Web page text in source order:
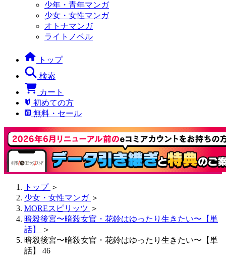
少年・青年マンガ
少女・女性マンガ
オトナマンガ
ライトノベル
トップ
検索
カート
初めての方
無料・セール
トップ ＞
少女・女性マンガ ＞
MOREスピリッツ ＞
暗殺後宮〜暗殺女官・花鈴はゆったり生きたい〜【単
話】
＞
暗殺後宮〜暗殺女官・花鈴はゆったり生きたい〜【単
話】 46